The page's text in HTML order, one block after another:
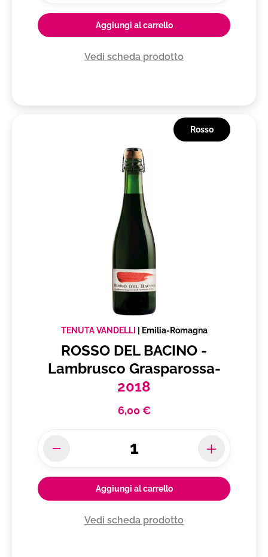
Aggiungi al carrello
Vedi scheda prodotto
Rosso
TENUTA VANDELLI Emilia-Romagna
ROSSO DEL BACINO -
Lambrusco Grasparossa-
2018
6,00 €
Aggiungi al carrello
Vedi scheda prodotto